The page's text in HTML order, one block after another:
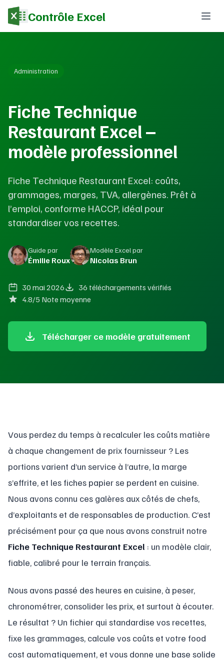
Contrôle Excel
Administration
Fiche Technique
Restaurant Excel –
modèle professionnel
Fiche Technique Restaurant Excel: coûts,
grammages, marges, TVA, allergènes. Prêt à
l’emploi, conforme HACCP, idéal pour
standardiser vos recettes.
Guide par
Émilie Roux
Modèle Excel par
Nicolas Brun
30 mai 2026
36 téléchargements vérifiés
4.8/5 Note moyenne
Télécharger ce modèle gratuitement
Vous perdez du temps à recalculer les coûts matière
à chaque changement de prix fournisseur ? Les
portions varient d’un service à l’autre, la marge
s’effrite, et les fiches papier se perdent en cuisine.
Nous avons connu ces galères aux côtés de chefs,
d’exploitants et de responsables de production. C’est
précisément pour ça que nous avons construit notre
Fiche Technique Restaurant Excel : un modèle clair,
fiable, calibré pour le terrain français.
Nous avons passé des heures en cuisine, à peser,
chronométrer, consolider les prix, et surtout à écouter.
Le résultat ? Un fichier qui standardise vos recettes,
fixe les grammages, calcule vos coûts et votre food
cost automatiquement, et vous donne une base solide